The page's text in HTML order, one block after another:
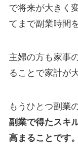
で将来が大きく
てまで副業時間
主婦の方も家事
ることで家計が
もうひとつ副業
副業で得たスキ
高まることです。